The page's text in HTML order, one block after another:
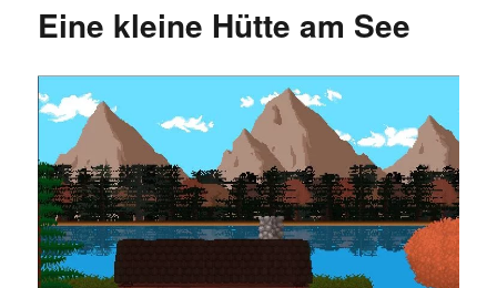
Eine kleine Hütte am See